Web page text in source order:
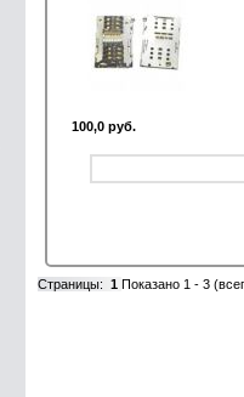
100,0 руб.
Страницы: 1 Показано 1 - 3